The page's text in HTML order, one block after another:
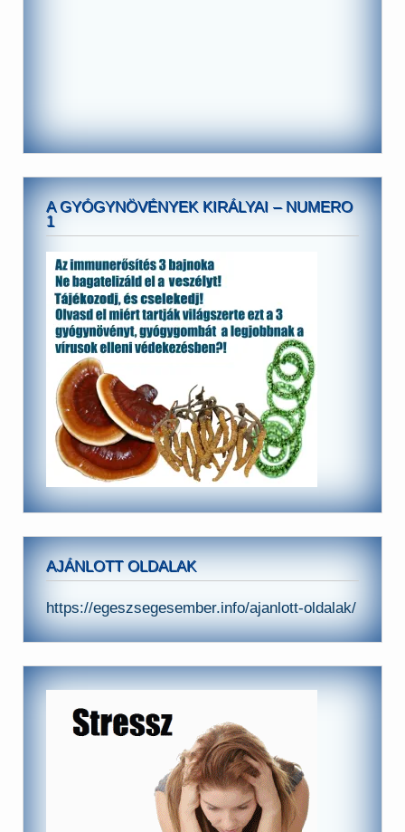
A GYÓGYNÖVÉNYEK KIRÁLYAI – NUMERO
1
AJÁNLOTT OLDALAK
https://egeszsegesember.info/ajanlott-oldalak/